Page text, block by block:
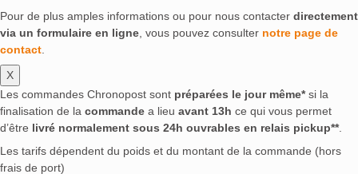
Pour de plus amples informations ou pour nous contacter directement
via un formulaire en ligne , vous pouvez consulter notre page de
contact
X
Les commandes Chronopost sont préparées le jour même*si la
finalisation de la commande a lieu avant 13h ce qui vous permet
d’être livré normalement sous 24h ouvrables en relais pickup**.
Les tarifs dépendent du poids et du montant de la commande (hors
frais de port)